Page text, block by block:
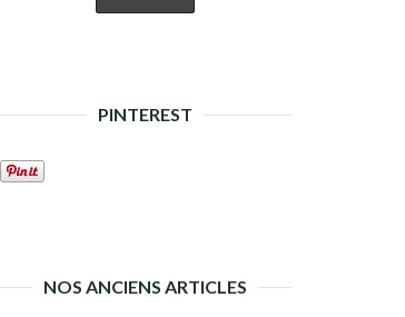
PINTEREST
NOS ANCIENS ARTICLES